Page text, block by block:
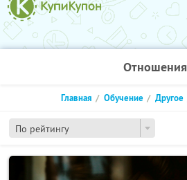
Отношения
По рейтингу
Главная Обучение Другое